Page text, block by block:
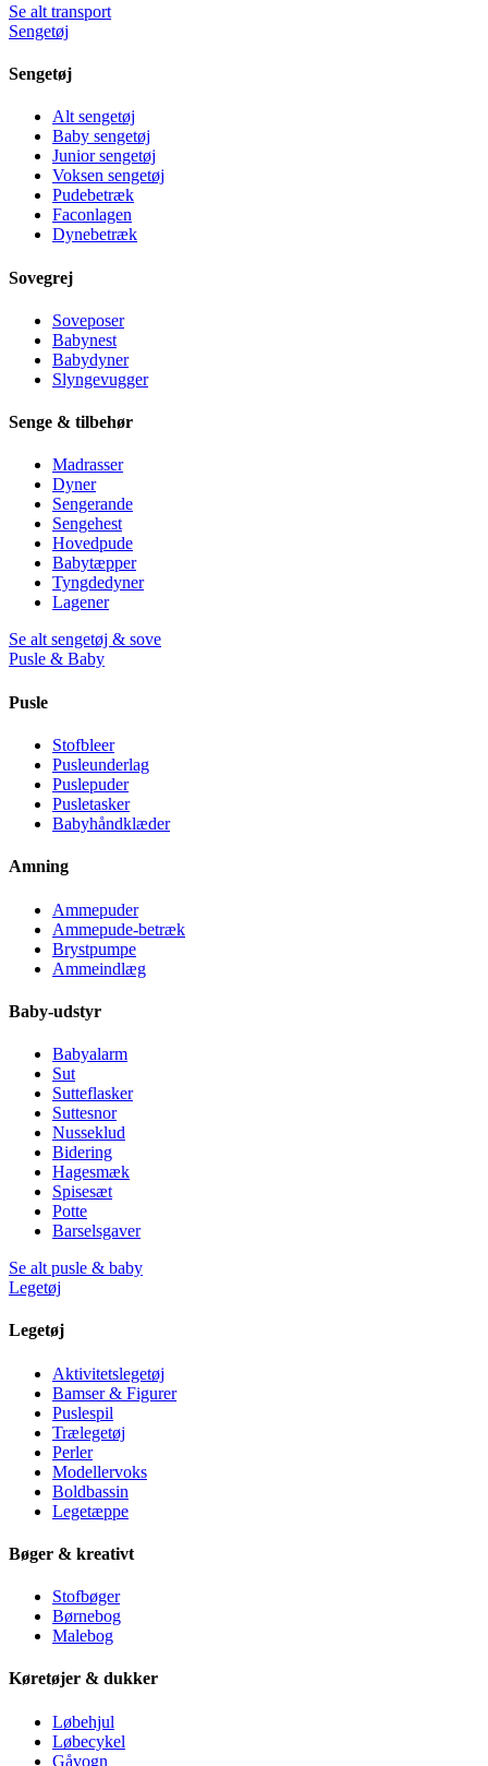
Se alt transport
Sengetøj
Sengetøj
Alt sengetøj
Baby sengetøj
Junior sengetøj
Voksen sengetøj
Pudebetræk
Faconlagen
Dynebetræk
Sovegrej
Soveposer
Babynest
Babydyner
Slyngevugger
Senge & tilbehør
Madrasser
Dyner
Sengerande
Sengehest
Hovedpude
Babytæpper
Tyngdedyner
Lagener
Se alt sengetøj & sove
Pusle & Baby
Pusle
Stofbleer
Pusleunderlag
Puslepuder
Pusletasker
Babyhåndklæder
Amning
Ammepuder
Ammepude-betræk
Brystpumpe
Ammeindlæg
Baby-udstyr
Babyalarm
Sut
Sutteflasker
Suttesnor
Nusseklud
Bidering
Hagesmæk
Spisesæt
Potte
Barselsgaver
Se alt pusle & baby
Legetøj
Legetøj
Aktivitetslegetøj
Bamser & Figurer
Puslespil
Trælegetøj
Perler
Modellervoks
Boldbassin
Legetæppe
Bøger & kreativt
Stofbøger
Børnebog
Malebog
Køretøjer & dukker
Løbehjul
Løbecykel
Gåvogn